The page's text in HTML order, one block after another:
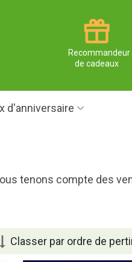
Recommandeur
de cadeaux
d'anniversaire
tenons compte des
Classer par ordre de